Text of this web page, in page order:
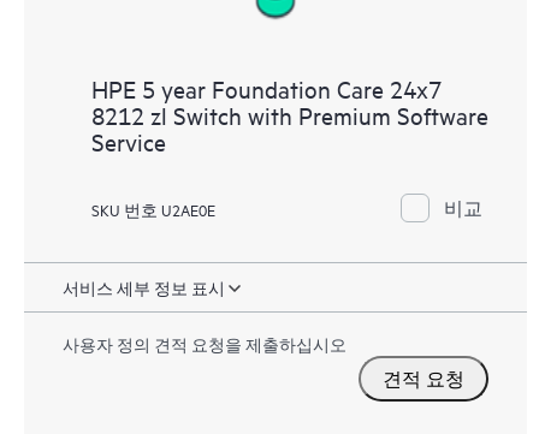
HPE 5 year Foundation Care 24x7
8212 zl Switch with Premium Software
Service
SKU 번호 U2AE0E 비교
서비스 세부 정보 표시
사용자 정의 견적 요청을 제출하십시오
견적 요청